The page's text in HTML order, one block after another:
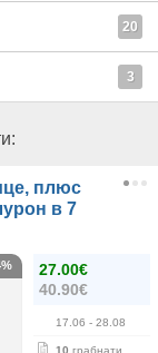
20
3
плюс
в 7
27.00€
40.90€
17.06 - 28.08
10 грабнати